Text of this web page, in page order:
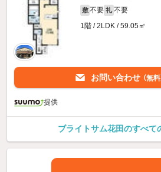
敷 不要 礼 不要
1階 / 2LDK / 59.05㎡
お問い合わせ （無料
提供
ブライトサム花田のすべて